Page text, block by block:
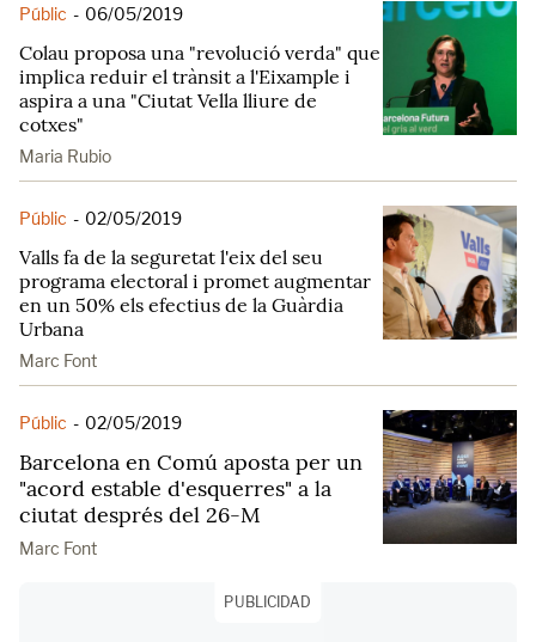
Públic - 06/05/2019
Colau proposa una "revolució verda" que
implica reduir el trànsit a l'Eixample i
aspira a una "Ciutat Vella lliure de
cotxes"
Maria Rubio
Públic - 02/05/2019
Valls fa de la seguretat l'eix del seu
programa electoral i promet augmentar
en un 50% els efectius de la Guàrdia
Urbana
Marc Font
Públic - 02/05/2019
Barcelona en Comú aposta per un
"acord estable d'esquerres" a la
ciutat després del 26-M
Marc Font
PUBLICIDAD